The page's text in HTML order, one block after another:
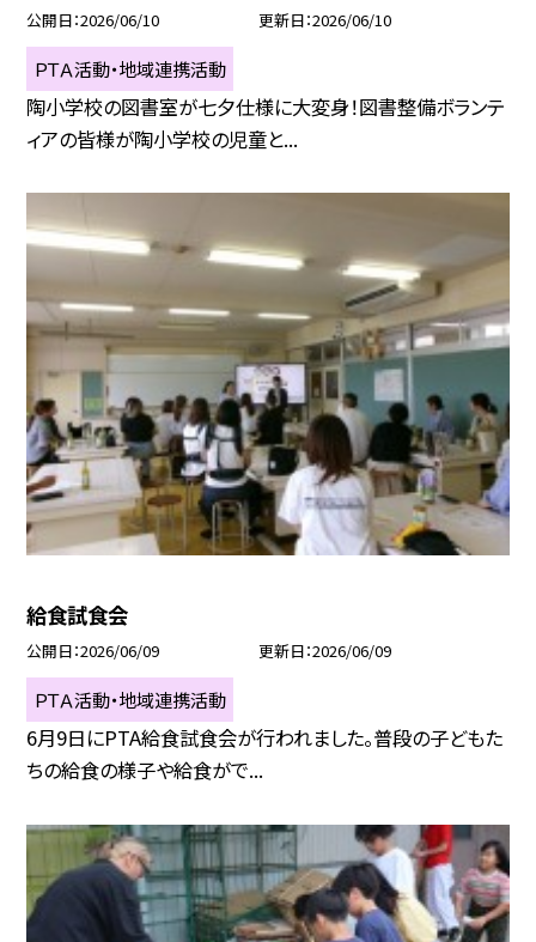
公開日 2026/06/10 更新日 2026/06/10
ＰＴＡ活動・地域連携活動
陶小学校の図書室が七夕仕様に大変身！図書整備ボランテ
ィアの皆様が陶小学校の児童と...
給食試食会
公開日 2026/06/09 更新日 2026/06/09
ＰＴＡ活動・地域連携活動
6月9日にPTA給食試食会が行われました。普段の子どもた
ちの給食の様子や給食がで...